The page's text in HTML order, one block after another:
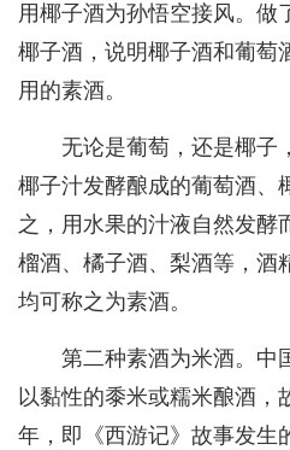
用椰子酒为孙悟空接风。做
椰子酒，说明椰子酒和葡萄
用的素酒。
无论是葡萄，还是椰子
椰子汁发酵酿成的葡萄酒、
之，用水果的汁液自然发酵
榴酒、橘子酒、梨酒等，酒
均可称之为素酒。
第二种素酒为米酒。中
以黏性的黍米或糯米酿酒，
年，即《西游记》故事发生